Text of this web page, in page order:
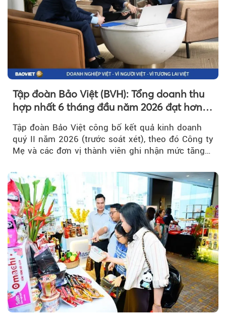
Tập đoàn Bảo Việt (BVH): Tổng doanh thu
hợp nhất 6 tháng đầu năm 2026 đạt hơn
Tập đoàn Bảo Việt công bố kết quả kinh doanh
quý II năm 2026 (trước soát xét), theo đó Công ty
Mẹ và các đơn vị thành viên ghi nhận mức tăng